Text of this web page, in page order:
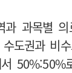
과 과목별
도권과 비
50%:50%